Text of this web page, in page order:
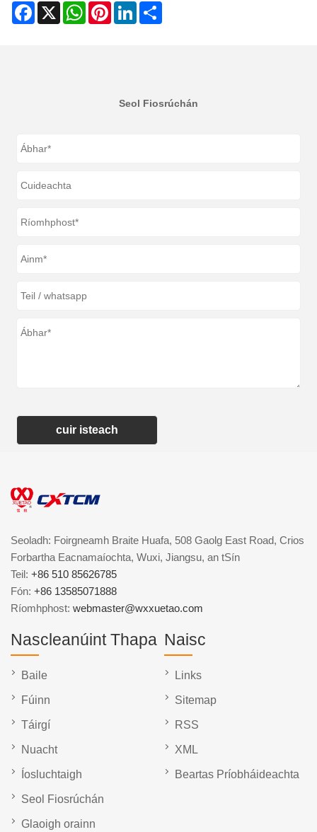
Facebook
X WhatsAppPinterestLinkedIn
Seol Fiosrúchán
cuir isteach
Seoladh: Foirgneamh Braite Huafa, 508 Gaolg East Road, Crios
Forbartha Eacnamaíochta, Wuxi, Jiangsu, an tSín
Teil: +86 510 85626785
Fón: +86 13585071888
Ríomhphost: webmaster@wxxuetao.com
Nascleanúint Thapa
Baile
Fúinn
Táirgí
Nuacht
Íosluchtaigh
Seol Fiosrúchán
Glaoigh orainn
Naisc
Links
Sitemap
RSS
XML
Beartas Príobháideachta